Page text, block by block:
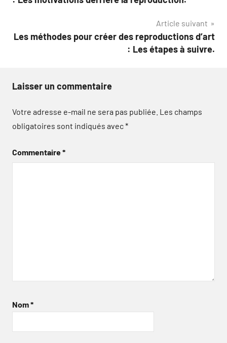
Article suivant
Les méthodes pour créer des reproductions d’art
: Les étapes à suivre.
Laisser un commentaire
Votre adresse e-mail ne sera pas publiée. Les champs
obligatoires sont indiqués avec*
Commentaire*
Nom*